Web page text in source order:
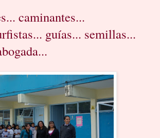
caminantes...
guías... semillas...